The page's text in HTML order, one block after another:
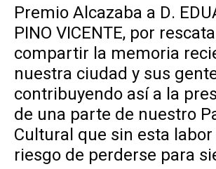
Premio Alcazaba a D.
PINO VICENTE, por
compartir la memoria
nuestra ciudad y sus
contribuyendo así a la
de una parte de nuestro
Cultural que sin esta
riesgo de perderse para